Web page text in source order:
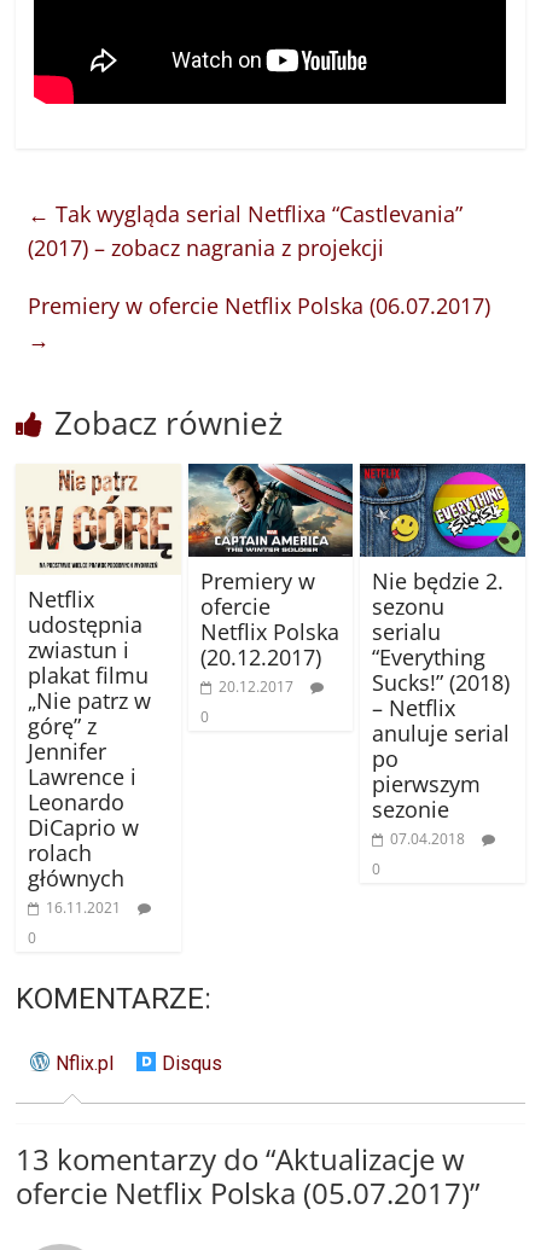
← Tak wygląda serial Netflixa “Castlevania”
(2017) – zobacz nagrania z projekcji
Premiery w ofercie Netflix Polska (06.07.2017)
→
Zobacz również
Netflix
udostępnia
zwiastun i
plakat filmu
„Nie patrz w
górę” z
Jennifer
Lawrence i
Leonardo
DiCaprio w
rolach
głównych
16.11.2021
0
Premiery w
ofercie
Netflix Polska
(20.12.2017)
20.12.2017
0
Nie będzie 2.
sezonu
serialu
“Everything
Sucks!” (2018)
– Netflix
anuluje serial
po
pierwszym
sezonie
07.04.2018
0
KOMENTARZE:
Nflix.pl Disqus
13 komentarzy do “Aktualizacje w
ofercie Netflix Polska (05.07.2017)”